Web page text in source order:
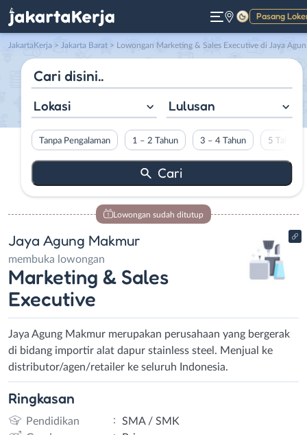
Pasang
Gelap
JakartaKerja > Jakarta Barat > Lowongan Marketing & Sales Executive di Jaya Agung Makmur
Lokasi Lulusan
Tanpa Pengalaman 1 – 2 Tahun 3 – 4 Tahun 5 Tahun
Lowongan sudah ditutup
Jaya Agung Makmur
membuka lowongan
Marketing & Sales
Executive
Jaya Agung Makmur merupakan perusahaan yang bergerak
di bidang importir alat dapur stainless steel. Menjual ke
distributor/agen/retailer ke seluruh Indonesia.
Ringkasan
Pendidikan :
SMA / SMK